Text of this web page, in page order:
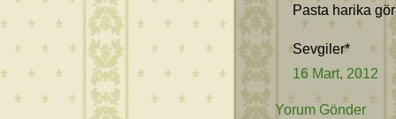
Pasta harika
Sevgiler*
16 Mart, 2012
Yorum Gönder